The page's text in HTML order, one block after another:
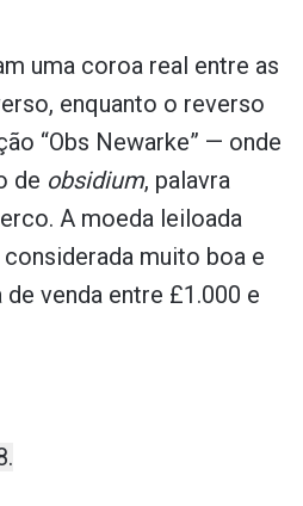
uma coroa real entre as
enquanto o reverso
“Obs Newarke” — onde
de obsidium, palavra
A moeda leiloada
muito boa e
venda entre £1.000 e